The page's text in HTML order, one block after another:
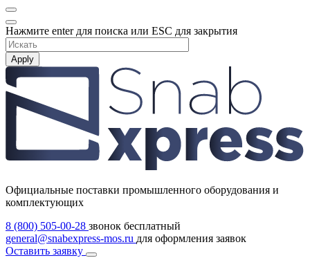
Нажмите enter для поиска или ESC для закрытия
Apply
Официальные поставки промышленного оборудования и
комплектующих
8 (800) 505-00-28 звонок бесплатный
general@snabexpress-mos.ru для оформления заявок
Оставить заявку